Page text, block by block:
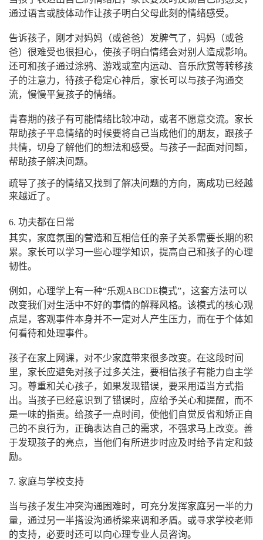
通过语言或肢体动作让孩子明白父母此刻的情绪感受。
告诉孩子，刚才对妈妈（或爸爸）发脾气了，妈妈（或爸
爸）很难受也很担心，使孩子明白情绪会对别人造成影响。
还可和孩子通过涂鸦、游戏或室内运动、音乐欣赏等转移孩
子的注意力，待孩子稳定心神后，家长可以与孩子沟通交
流，慢慢平复孩子的情绪。
青春期的孩子有可能情绪比较冲动，或者不愿意交流。家长
帮助孩子平息情绪的时候要将自己当成他们的朋友，跟孩子
共情，切身了解他们的想法和感受。与孩子一起面对问题，
帮助孩子解决问题。
疏导了孩子的情绪又找到了解决问题的方向，离成功已经越
来越近了。
6. 功夫都在日常
其实，家庭氛围的营造和互相信任的亲子关系需要长期的积
累。家长可以学习一些心理学知识，提高自己和孩子的心理
韧性。
例如，心理学上有一种“乐观ABCDE模式”，这套方法可以
改变我们对生活中不好的事情的解释风格。该模式的核心观
点是，客观事件本身并不一定对人产生压力，而在于个体如
何看待和处理事件。
孩子在家上网课，对不少家庭带来很多改变。在这段时间
里，家长应避免对孩子过多关注，要相信孩子有能力自主学
习。尊重和关心孩子，如果发现错误，要采用适当方式指
出。当孩子已经意识到了错误时，应给予关心和提醒，而不
是一味的指责。给孩子一点时间，使他们自觉反省和矫正自
己的不良行为，正确表达自己的需求，不强求马上改变。善
于发现孩子的亮点，当他们有所进步时应及时给予肯定和鼓
励。
7. 家庭与学校支持
当与孩子发生冲突沟通困难时，可充分发挥家庭另一半的力
量，通过另一半搭设沟通桥梁来调和矛盾。或寻求学校老师
的支持，必要时还可以向心理专业人员咨询。